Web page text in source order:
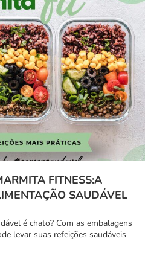
FITNESS:A
SAUDÁVEL
é chato? Com as embalagens
levar suas refeições saudáveis